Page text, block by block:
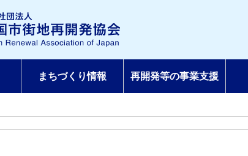
まちづくり情報 再開発等の事業支援